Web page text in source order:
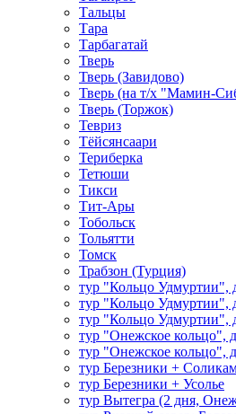
Тальцы
Тара
Тарбагатай
Тверь
Тверь (Завидово)
Тверь (на т/х "Мамин-
Тверь (Торжок)
Тевриз
Тёйсянсаари
Териберка
Тетюши
Тикси
Тит-Ары
Тобольск
Тольятти
Томск
Трабзон (Турция)
тур "Кольцо Удмуртии",
тур "Кольцо Удмуртии",
тур "Кольцо Удмуртии",
тур "Онежское кольцо",
тур "Онежское кольцо",
тур Березники +
тур Березники + Усолье
тур Вытегра (2 дня,